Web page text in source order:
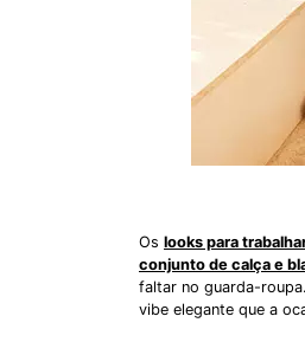
Os looks para
conjunto de calça e
faltar no guarda-
vibe elegante que a